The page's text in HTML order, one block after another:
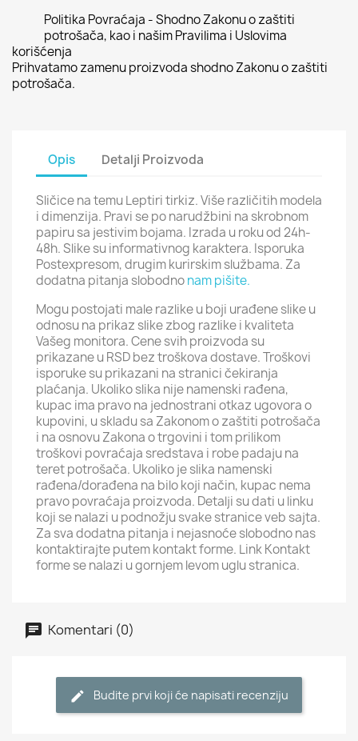
Politika Povraćaja - Shodno Zakonu o zaštiti
potrošača, kao i našim Pravilima i Uslovima
korišćenja
Prihvatamo zamenu proizvoda shodno Zakonu o zaštiti
potrošača.
Opis Detalji Proizvoda
Sličice na temu Leptiri tirkiz. Više različitih modela
i dimenzija. Pravi se po narudžbini na skrobnom
papiru sa jestivim bojama. Izrada u roku od 24h-
48h. Slike su informativnog karaktera. Isporuka
Postexpresom, drugim kurirskim službama. Za
dodatna pitanja slobodnonam pišite.
Mogu postojati male razlike u boji urađene slike u
odnosu na prikaz slike zbog razlike i kvaliteta
Vašeg monitora. Cene svih proizvoda su
prikazane u RSD bez troškova dostave. Troškovi
isporuke su prikazani na stranici čekiranja
plaćanja. Ukoliko slika nije namenski rađena,
kupac ima pravo na jednostrani otkaz ugovora o
kupovini, u skladu sa Zakonom o zaštiti potrošača
i na osnovu Zakona o trgovini i tom prilikom
troškovi povraćaja sredstava i robe padaju na
teret potrošača. Ukoliko je slika namenski
rađena/dorađena na bilo koji način, kupac nema
pravo povraćaja proizvoda. Detalji su dati u linku
koji se nalazi u podnožju svake stranice veb sajta.
Za sva dodatna pitanja i nejasnoće slobodno nas
kontaktirajte putem kontakt forme. Link Kontakt
forme se nalazi u gornjem levom uglu stranica.
Komentari (0)
Budite prvi koji će napisati recenziju